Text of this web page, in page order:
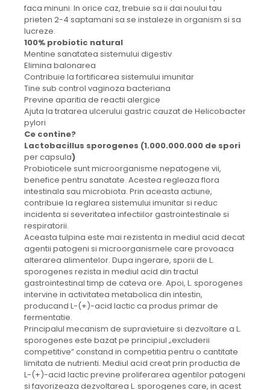
faca minuni. In orice caz, trebuie sa ii dai noului tau
prieten 2-4 saptamani sa se instaleze in organism si sa
lucreze.
100% probiotic natural
Mentine sanatatea sistemului digestiv
Elimina balonarea
Contribuie la fortificarea sistemului imunitar
Tine sub control vaginoza bacteriana
Previne aparitia de reactii alergice
Ajuta la tratarea ulcerului gastric cauzat de Helicobacter
pylori
Ce contine?
Lactobacillus sporogenes (1.000.000.000 de spori
per capsula)
Probioticele sunt microorganisme nepatogene vii,
benefice pentru sanatate. Acestea regleaza flora
intestinala sau microbiota. Prin aceasta actiune,
contribuie la reglarea sistemului imunitar si reduc
incidenta si severitatea infectiilor gastrointestinale si
respiratorii.
Aceasta tulpina este mai rezistenta in mediul acid decat
agentii patogeni si microorganismele care provoaca
alterarea alimentelor. Dupa ingerare, sporii de L.
sporogenes rezista in mediul acid din tractul
gastrointestinal timp de cateva ore. Apoi, L. sporogenes
intervine in activitatea metabolica din intestin,
producand L-(+)-acid lactic ca produs primar de
fermentatie.
Principalul mecanism de supravietuire si dezvoltare a L.
sporogenes este bazat pe principiul „excluderii
competitive” constand in competitia pentru o cantitate
limitata de nutrienti. Mediul acid creat prin productia de
L-(+)-acid lactic previne proliferarea agentilor patogeni
si favorizeaza dezvoltarea L. sporogenes care, in acest